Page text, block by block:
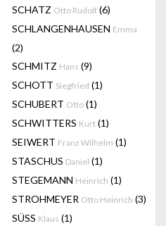
SCHATZ Otto Rudolf (6)
SCHLANGENHAUSEN Emma
(2)
SCHMITZ Hans (9)
SCHOTT Siegfried (1)
SCHUBERT Otto (1)
SCHWITTERS Kurt (1)
SEIWERT Franz Wilhelm (1)
STASCHUS Daniel (1)
STEGEMANN Heinrich (1)
STROHMEYER Otto Heinrich (3)
SÜSS Klaus (1)